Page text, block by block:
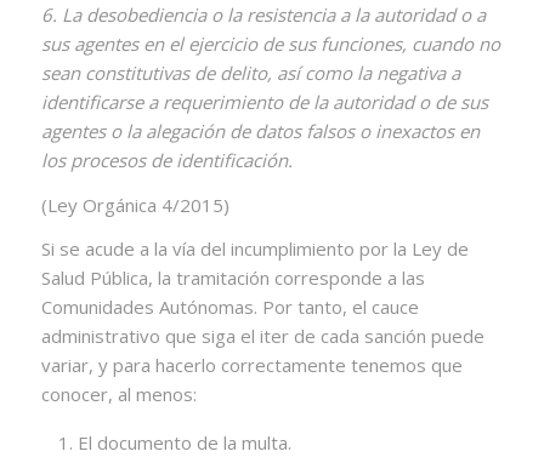
6. La desobediencia o la resistencia a la autoridad o a
sus agentes en el ejercicio de sus funciones, cuando no
sean constitutivas de delito, así como la negativa a
identificarse a requerimiento de la autoridad o de sus
agentes o la alegación de datos falsos o inexactos en
los procesos de identificación.
(Ley Orgánica 4/2015)
Si se acude a la vía del incumplimiento por la Ley de
Salud Pública, la tramitación corresponde a las
Comunidades Autónomas. Por tanto, el cauce
administrativo que siga el iter de cada sanción puede
variar, y para hacerlo correctamente tenemos que
conocer, al menos:
El documento de la multa.